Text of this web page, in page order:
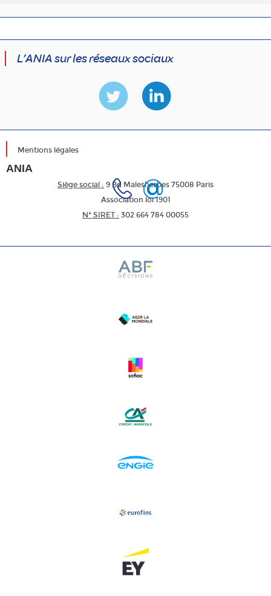
L’ANIA sur les réseaux sociaux
Mentions légales
ANIA
Siège social : 9 Bd Malesherbes 75008 Paris
Association loi 1901
N* SIRET : 302 664 784 00055